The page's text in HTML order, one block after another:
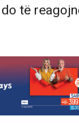
të